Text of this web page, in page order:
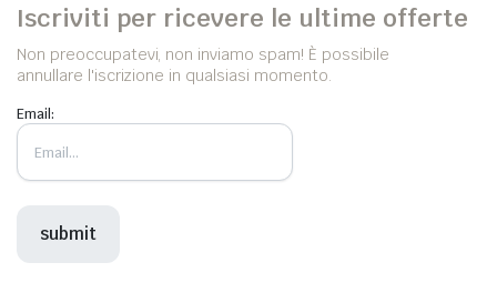
Iscriviti per ricevere le ultime offerte
Non preoccupatevi, non inviamo spam! È possibile
annullare l'iscrizione in qualsiasi momento.
Email: